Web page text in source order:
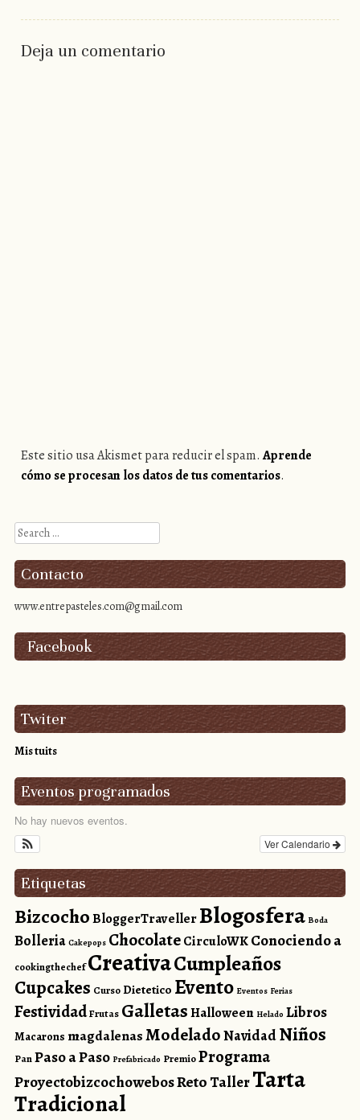
Deja un comentario
Este sitio usa Akismet para reducir el spam.Aprende
cómo se procesan los datos de tus comentarios.
Search
Contacto
www.entrepasteles.com@gmail.com
Facebook
Twiter
Mis tuits
Eventos programados
No hay nuevos eventos.
Ver Calendario
Etiquetas
BizcochoBloggerTravellerBlogosfera Boda
Bolleria Cakepops ChocolateCirculoWKConociendo a
cookingthechef CreativaCumpleaños
Cupcakes CursoDietetico Evento Eventos Ferias
FestividadFrutas GalletasHalloween Helado Libros
Macarons magdalenasModeladoNavidadNiños
PanPaso a Paso Prefabricado PremioPrograma
ProyectobizcochowebosReto TallerTarta
Tradicional